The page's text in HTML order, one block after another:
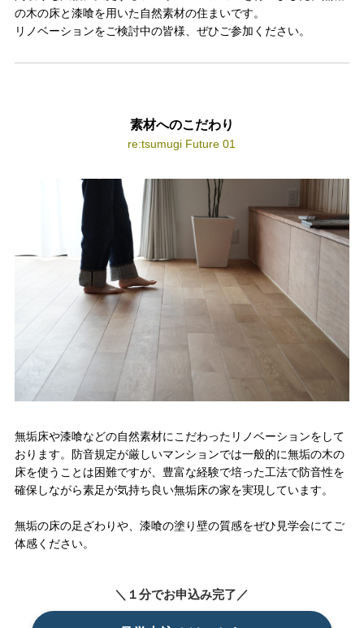
の木の床と漆喰を用いた自然素材の住まいです。
リノベーションをご検討中の皆様、ぜひご参加ください。
素材へのこだわり
re:tsumugi Future 01
無垢床や漆喰などの自然素材にこだわったリノベーションをして
おります。防音規定が厳しいマンションでは一般的に無垢の木の
床を使うことは困難ですが、豊富な経験で培った工法で防音性を
確保しながら素足が気持ち良い無垢床の家を実現しています。
無垢の床の足ざわりや、漆喰の塗り壁の質感をぜひ見学会にてご
体感ください。
＼１分でお申込み完了／